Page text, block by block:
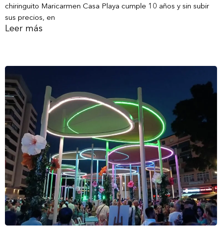
chiringuito Maricarmen Casa Playa cumple 10 años y sin subir
sus precios, en
Leer más